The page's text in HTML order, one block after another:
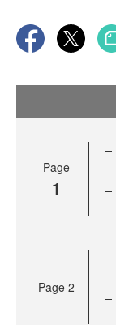
Page
1
Page 2